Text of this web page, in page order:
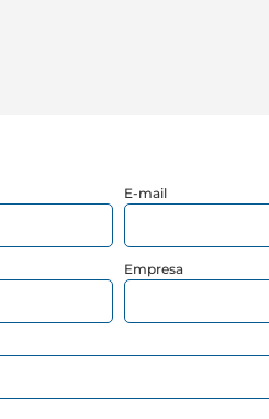
E-mail
Empresa